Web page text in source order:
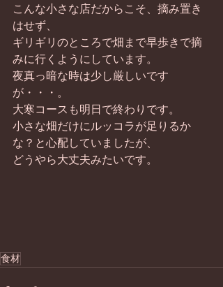
こんな小さな店だからこそ、摘み置き
はせず、
ギリギリのところで畑まで早歩きで摘
みに行くようにしています。
夜真っ暗な時は少し厳しいです
が・・・。
大寒コースも明日で終わりです。
小さな畑だけにルッコラが足りるか
な？と心配していましたが、
どうやら大丈夫みたいです。
食材